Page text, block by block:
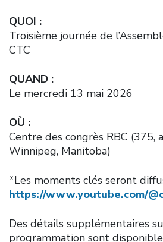
QUOI :
Troisième journée de
CTC
QUAND :
Le mercredi 13 mai 2026
OÙ :
Centre des congrès RBC (375,
Winnipeg, Manitoba)
*Les moments clés seront
https://www.youtube.com/
Des détails supplémentaires
programmation sont